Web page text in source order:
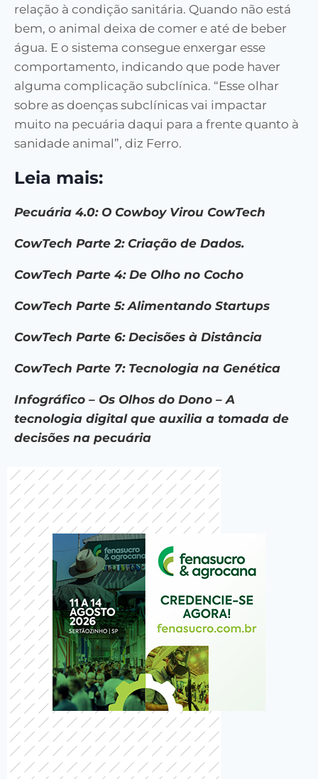
relação à condição sanitária. Quando não está
bem, o animal deixa de comer e até de beber
água. E o sistema consegue enxergar esse
comportamento, indicando que pode haver
alguma complicação subclínica. “Esse olhar
sobre as doenças subclínicas vai impactar
muito na pecuária daqui para a frente quanto à
sanidade animal”, diz Ferro.
Leia mais:
Pecuária 4.0: O Cowboy Virou CowTech
CowTech Parte 2: Criação de Dados.
CowTech Parte 4: De Olho no Cocho
CowTech Parte 5: Alimentando Startups
CowTech Parte 6: Decisões à Distância
CowTech Parte 7: Tecnologia na Genética
Infográfico – Os Olhos do Dono – A
tecnologia digital que auxilia a tomada de
decisões na pecuária